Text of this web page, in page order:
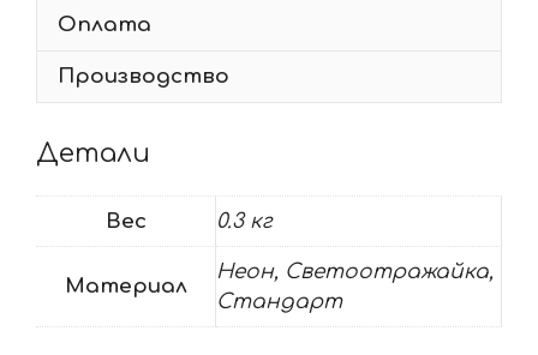
Оплата
Производство
Детали
Вес 0.3 кг
Материал
Неон, Светоотражайка,
Стандарт